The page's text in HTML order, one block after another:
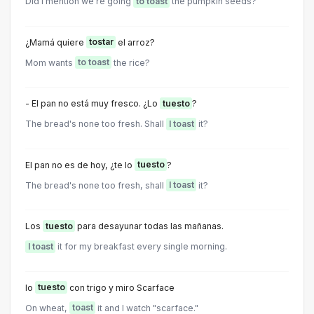
¿Mamá quiere tostar el arroz?
Mom wants to toast the rice?
- El pan no está muy fresco. ¿Lo tuesto ?
The bread's none too fresh. Shall I toast it?
El pan no es de hoy, ¿te lo tuesto ?
The bread's none too fresh, shall
I toast it?
Los tuesto para desayunar todas las mañanas.
I toast it for my breakfast every single morning.
lo tuesto con trigo y miro Scarface
On wheat, toast it and I watch "scarface."